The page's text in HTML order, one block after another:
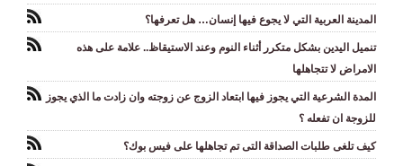
المدينة العربية التي لا يجوع فيها إنسان… هل تعرفها؟
تنميل اليدين بشكل متكرر أثناء النوم وعند الاستيقاظ.. علامة على هذه
الامراض لا تتجاهلها
المدة الشرعية التي يجوز فيها ابتعاد الزوج عن زوجته وان زادت ما الذي يجوز
للزوجة ان تفعله ؟
كيف تلغى طلبات الصداقة التى تم تجاهلها على فيس بوك؟